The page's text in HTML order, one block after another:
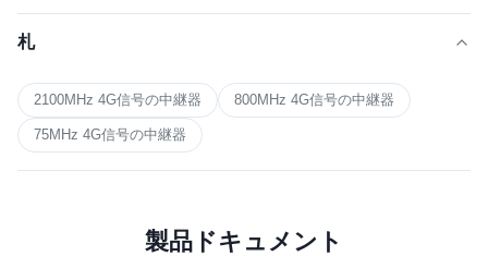
札
2100MHz 4G信号の中継器 800MHz 4G信号の中継器
75MHz 4G信号の中継器
製品ドキュメント